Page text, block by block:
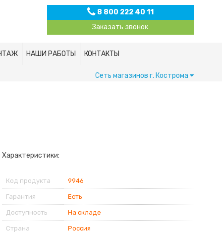
8 800 222 40 11
Заказать звонок
НАШИ РАБОТЫ КОНТАКТЫ
Сеть магазинов г. Кострома
Характеристики:
Код продукта 9946
Гарантия Есть
Доступность На складе
Страна Россия